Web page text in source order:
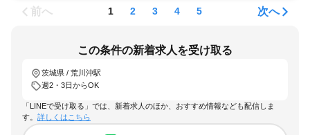
前へ 1 2 3 4 5 次へ
この条件の新着求人を受け取る
茨城県 / 荒川沖駅
週2・3日からOK
「LINEで受け取る」では、新着求人のほか、おすすめ情報なども配信しま
す。 詳しくはこちら